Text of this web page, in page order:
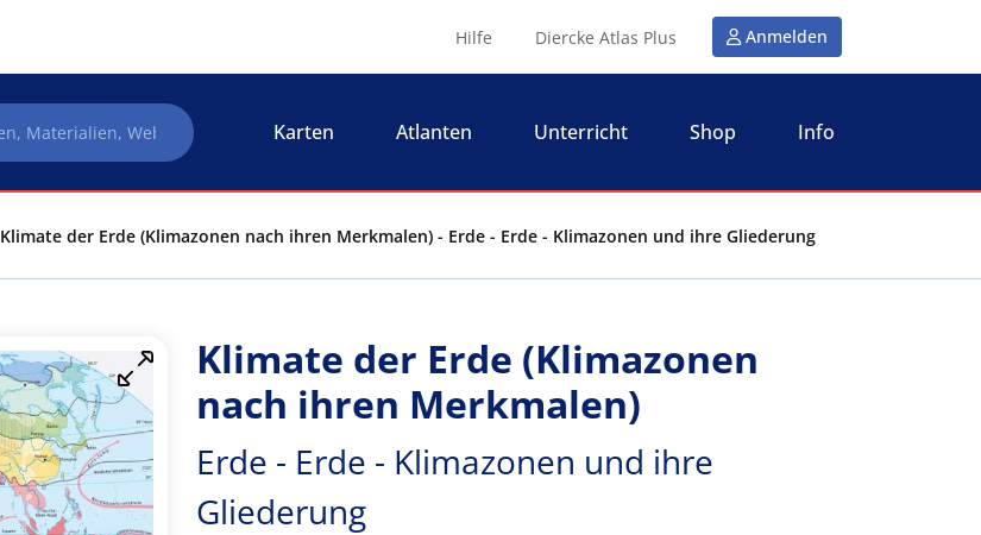
Hilfe Diercke Atlas Plus Anmelden
Karten Atlanten Unterricht Shop Info
Klimate der Erde (Klimazonen nach ihren Merkmalen) - Erde - Erde - Klimazonen und ihre Gliederung
Klimate der Erde (Klimazonen
nach ihren Merkmalen)
Erde - Erde - Klimazonen und ihre
Gliederung